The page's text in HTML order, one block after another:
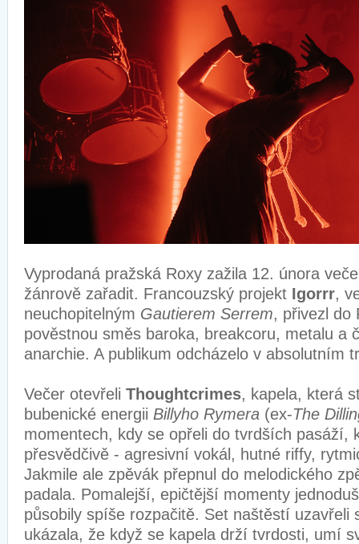
Vyprodaná pražská Roxy zažila 12. února
žánrově zařadit. Francouzský projekt Igorrr,
neuchopitelným Gautierem Serrem, přivezl do
pověstnou směs baroka, breakcoru, metalu a
anarchie. A publikum odcházelo v absolutním
Večer otevřeli Thoughtcrimes, kapela, která
bubenické energii Billyho Rymera (ex-The
momentech, kdy se opřeli do tvrdších pasáží,
přesvědčivě - agresivní vokál, hutné riffy,
Jakmile ale zpěvák přepnul do melodického
padala. Pomalejší, epičtější momenty
působily spíše rozpačitě. Set naštěstí uzavřeli
ukázala, že když se kapela drží tvrdosti, umí